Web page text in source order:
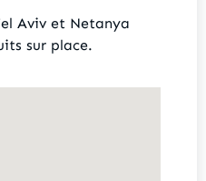
Aviv et Netanya
sur place.